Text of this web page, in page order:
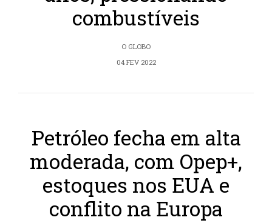
combustíveis
O GLOBO
04 FEV 2022
Petróleo fecha em alta
moderada, com Opep+,
estoques nos EUA e
conflito na Europa